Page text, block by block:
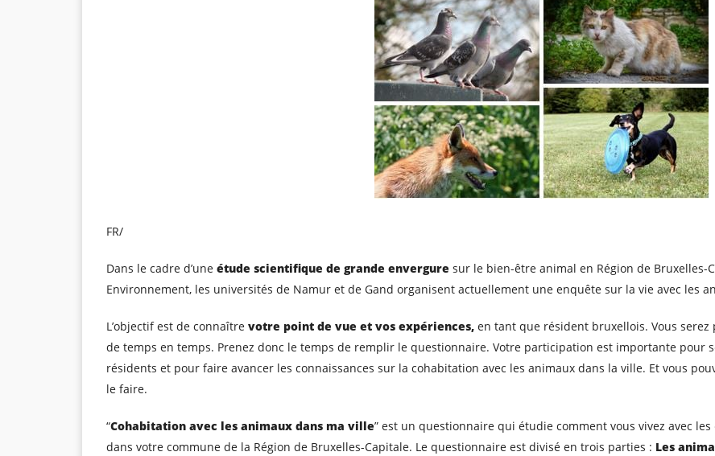
FR/
Dans le cadre d’une étude scientifique de grande envergure sur le bien-être animal en Région de Bruxelles-
Environnement, les universités de Namur et de Gand organisent actuellement une enquête sur la vie avec les
L’objectif est de connaître votre point de vue et vos expériences, en tant que résident bruxellois. Vous
de temps en temps. Prenez donc le temps de remplir le questionnaire. Votre participation est importante pour
résidents et pour faire avancer les connaissances sur la cohabitation avec les animaux dans la ville. Et vous
le faire.
“Cohabitation avec les animaux dans ma ville” est un questionnaire qui étudie comment vous vivez avec
dans votre commune de la Région de Bruxelles-Capitale. Le questionnaire est divisé en trois parties : Les